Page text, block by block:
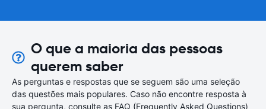
O que a maioria das pessoas
querem saber
As perguntas e respostas que se seguem são uma seleção
das questões mais populares. Caso não encontre resposta à
sua pergunta, consulte as FAQ (Frequently Asked Questions)